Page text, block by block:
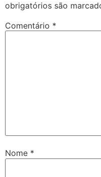
obrigatórios são
Comentário *
Nome *